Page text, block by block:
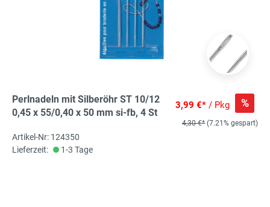
Perlnadeln mit Silberöhr ST 10/12
0,45 x 55/0,40 x 50 mm si-fb, 4 St
3,99 €* / Pkg %
4,30 €* (7.21% gespart)
Artikel-Nr: 124350
Lieferzeit:
1-3 Tage